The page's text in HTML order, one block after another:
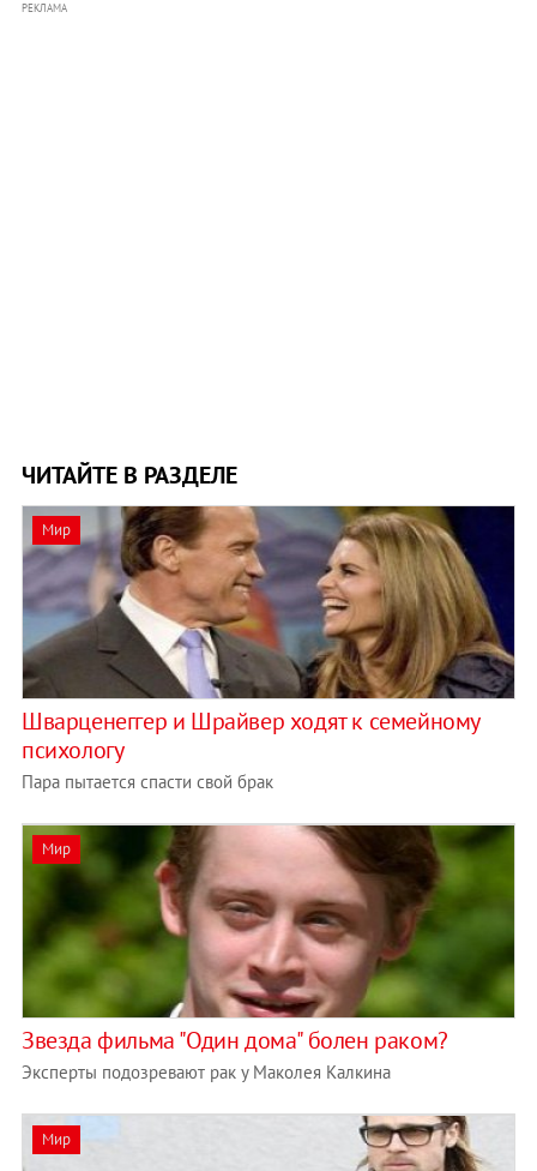
РЕКЛАМА
ЧИТАЙТЕ В РАЗДЕЛЕ
Мир
Шварценеггер и Шрайвер ходят к семейному
психологу
Пара пытается спасти свой брак
Мир
Звезда фильма "Один дома" болен раком?
Эксперты подозревают рак у Маколея Калкина
Мир